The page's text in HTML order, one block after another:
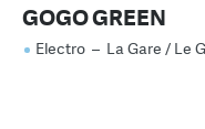
GOGO GREEN
Electro – La Gare / Le